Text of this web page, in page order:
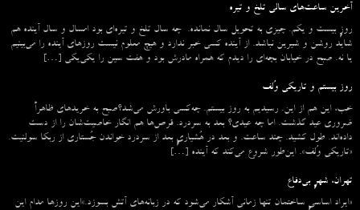
آخرین ساعت‌های سالی تلخ و تیره
روزِ بیست و یکم. چیزی به تحویل سال نمانده. چه سال تلخ و تیره‌ای بود امسال و سال آینده هم
شاید روشن و شیرین نباشد. از آینده کسی خبر ندارد و هیچ معلوم نیست روزهای آینده را می‌بینیم
یا نه. صبح در خیابان بچه‌ای را دیدم که همراه مادرش بود و هفت سین را یکی‌یکی […]
روز بیستم و تاریکی وُلف
خب، این هم از این. رسیدیم به روز بیستم. چه‌کسی باورش می‌شد؟صبح به خریدهای ظاهراً
ضروری عید گذشت. اما چه عیدی؟ بعد به سردرد. قرص‌ها هم انگار خاصیت‌شان را از دست
داده‌اند. طول کشید. چند ساعت. و بعد در هُشیاریِ بعد از سردرد خواندن جُستاری از ربکا سولنیت.
«تاریکی وُلف». این‌طور شروع می‌‌کند که آینده […]
تهران، شهرِ بی‌دفاع
«ایراد اساسیِ ساختمان تنها زمانی آشکار می‌شود که در زبانه‌‌های آتش بسوزد.»این روزها مدام این